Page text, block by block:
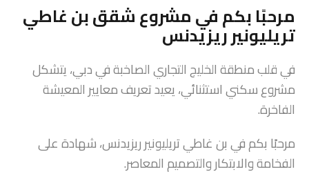
مرحبًا بكم في مشروع شقق بن غاطي
تريليونير ريزيدنس
في قلب منطقة الخليج التجاري الصاخبة في دبي، يتشكل
مشروع سكني استثنائي، يعيد تعريف معايير المعيشة
الفاخرة.
مرحبًا بكم في بن غاطي تريليونير ريزيدنس، شهادة على
الفخامة والابتكار والتصميم المعاصر.